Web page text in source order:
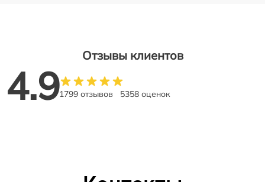
Отзывы клиентов
4.91799 отзывов 5358 оценок